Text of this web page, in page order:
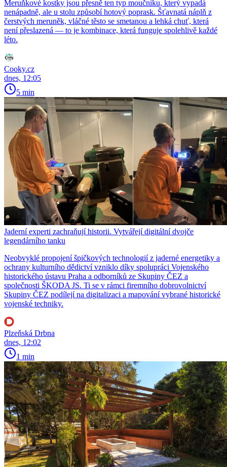
Meruňkové kostky jsou přesně ten typ moučníku, který vypadá
nenápadně, ale u stolu způsobí hotový poprask. Šťavnatá náplň z
čerstvých meruněk, vláčné těsto se smetanou a lehká chuť, která
není přeslazená — to je kombinace, která funguje spolehlivě každé
léto.
Cooky.cz
dnes, 12:05
5 min
Jaderní experti zachraňují historii. Vytvářejí digitální dvojče
legendárního tanku
Neobvyklé propojení špičkových technologií z jaderné energetiky a
ochrany kulturního dědictví vzniklo díky spolupráci Vojenského
historického ústavu Praha a odborníků ze Skupiny ČEZ a
společnosti ŠKODA JS. Ti se v rámci firemního dobrovolnictví
Skupiny ČEZ podílejí na digitalizaci a mapování vybrané historické
vojenské techniky.
Plzeňská Drbna
dnes, 12:02
1 min